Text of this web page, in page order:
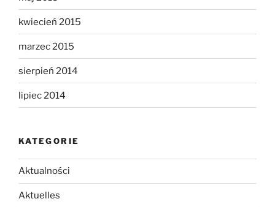
kwiecień 2015
marzec 2015
sierpień 2014
lipiec 2014
KATEGORIE
Aktualności
Aktuelles